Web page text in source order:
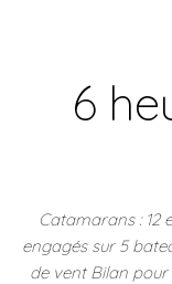
6
Catamarans : 12
engagés sur 5
de vent Bilan pour